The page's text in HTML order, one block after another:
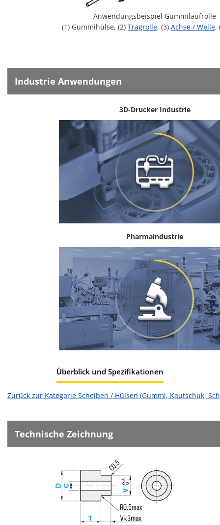
Anwendungsbeispiel Gummilaufrolle
(1) Gummihülse, (2) Tragrolle, (3) Achse / Welle,
Industrie Anwendungen
3D-Drucker Industrie
Pharmaindustrie
Überblick und Spezifikationen
Zurück zur Kategorie Scheiben / Hülsen (Gummi, Kautschuk,
Technische Zeichnung